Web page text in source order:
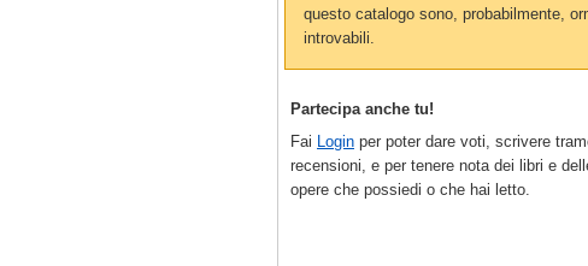
questo catalogo sono, probabilmente,
introvabili.
Partecipa anche tu!
Fai Login per poter dare voti, scrivere
recensioni, e per tenere nota dei libri e
opere che possiedi o che hai letto.